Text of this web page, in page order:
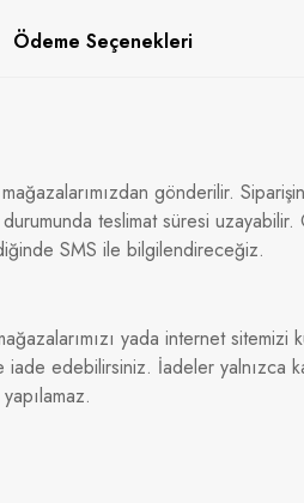
Ödeme Seçenekleri
gönderilir.
teslimat süresi uzayabilir.
SMS ile bilgilendireceğiz.
yada internet sitemizi
iade edebilirsiniz. İadeler yalnızca